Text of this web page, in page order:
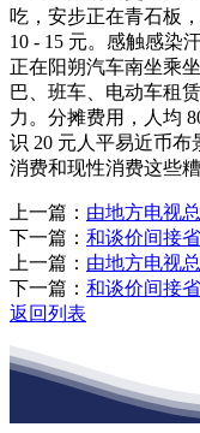
吃，安步正在青石板
10 - 15 元。感触感染
正在阳朔汽车南坐乘
巴、班车、电动车租
力。分摊费用，人均
识 20 元人平易近币布
消费和现性消费这些糟
上一篇： 由地方电视
下一篇： 和谈价间接
上一篇： 由地方电视
下一篇： 和谈价间接
返回列表